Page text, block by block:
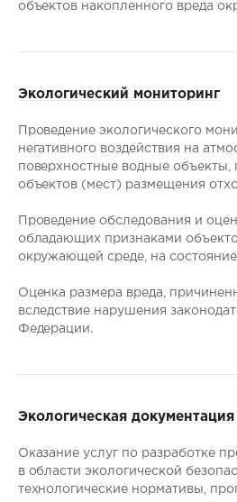
объектов накопленного вреда
Экологический мониторинг
Проведение экологического
негативного воздействия на
поверхностные водные объекты,
объектов (мест) размещения
Проведение обследования и
обладающих признаками
окружающей среде, на
Оценка размера вреда,
вследствие нарушения
Федерации.
Экологическая документация
Оказание услуг по разработке
в области экологической
технологические нормативы,